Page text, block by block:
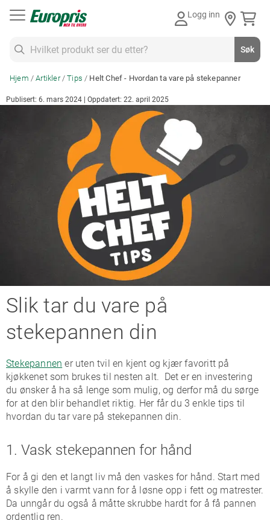
Logg inn
Søk
Hjem Artikler Tips Helt Chef - Hvordan ta vare på stekepanner
Publisert: 6. mars 2024 | Oppdatert: 22. april 2025
Slik tar du vare på
stekepannen din
Stekepannen er uten tvil en kjent og kjær favoritt på
kjøkkenet som brukes til nesten alt. Det er en investering
du ønsker å ha så lenge som mulig, og derfor må du sørge
for at den blir behandlet riktig. Her får du 3 enkle tips til
hvordan du tar vare på stekepannen din.
1. Vask stekepannen for hånd
For å gi den et langt liv må den vaskes for hånd. Start med
å skylle den i varmt vann for å løsne opp i fett og matrester.
Da unngår du også å måtte skrubbe hardt for å få pannen
ordentlig ren.